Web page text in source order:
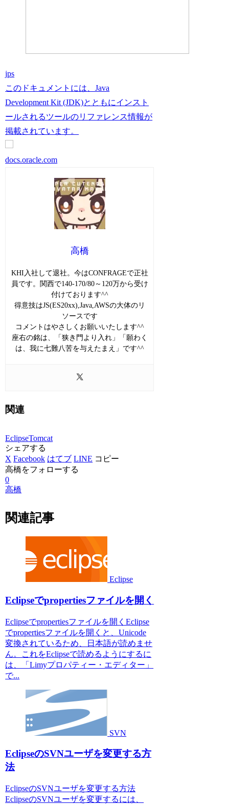
jps
このドキュメントには、Java
Development Kit (JDK)とともにインスト
ールされるツールのリファレンス情報が
掲載されています。
docs.oracle.com
高橋
KHI入社して退社。今はCONFRAGEで正社
員です。関西で140-170/80～120万から受け
付けております^^
得意技はJS(ES20xx),Java,AWSの大体のリ
ソースです
コメントはやさしくお願いいたします^^
座右の銘は、「狭き門より入れ」「願わく
は、我に七難八苦を与えたまえ」です^^
関連
EclipseTomcat
シェアする
X Facebook はてブ LINE コピー
高橋をフォローする
0
高橋
関連記事
Eclipse
Eclipseでpropertiesファイルを開く
Eclipseでpropertiesファイルを開くEclipse
でpropertiesファイルを開くと、Unicode
変換されているため、日本語が読めませ
ん。これをEclipseで読めるようにするに
は、「Limyプロパティー・エディター」
で...
SVN
EclipseのSVNユーザを変更する方
法
EclipseのSVNユーザを変更する方法
EclipseのSVNユーザを変更するには、